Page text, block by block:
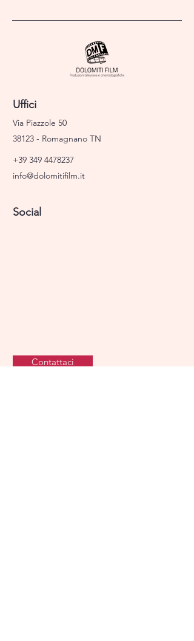
Uffici
Via Piazzole 50
38123 - Romagnano TN
+39 349 4478237
info@dolomitifilm.it
Social
Contattaci